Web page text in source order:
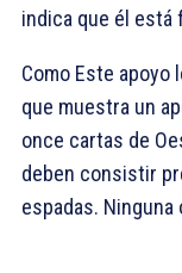
indica que él está
Como Este apoyo
que muestra un
once cartas de
deben consistir
espadas.